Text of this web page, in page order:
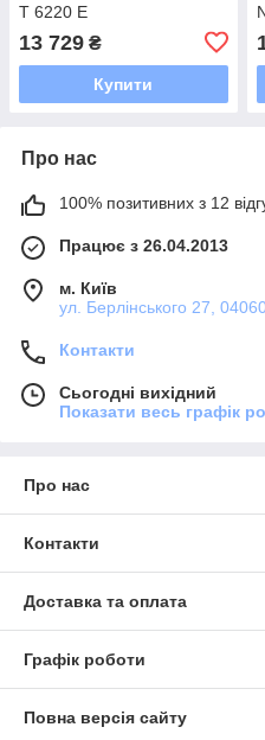
T 6220 E
13 729 ₴
Купити
Про нас
100% позитивних з 12
Працює з 26.04.2013
м. Київ
ул. Берлінського 27,
Контакти
Сьогодні вихідний
Показати весь графік
Про нас
Контакти
Доставка та оплата
Графік роботи
Повна версія сайту